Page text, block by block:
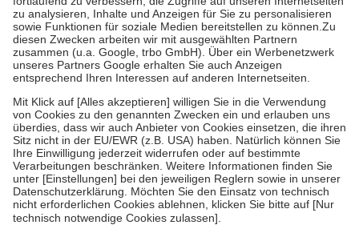
Diese Regeln gelten grundsätzlich auch für Online-Apotheken.
Bei Heilmitteln und häuslicher Krankenpflege beträgt die
Zuzahlung zehn Prozent der Kosten sowie zehn Euro je
Verordnung.
Um das Engagement der Versicherten für ihre eigene Gesundheit zu
stärken und die besondere Stellung der Familie zu unterstützen,
fallenkeine Zuzahlungenan bei:
• Kindern und Jugendlichen bis zum vollendeten 18. Lebensjahr
mit Ausnahme der Fahrkosten
• Untersuchungen zur Vorsorge und Früherkennung, die von der
GKV getragen werden
• empfohlenen Schutzimpfungen
• Harn- und Blutteststreifen